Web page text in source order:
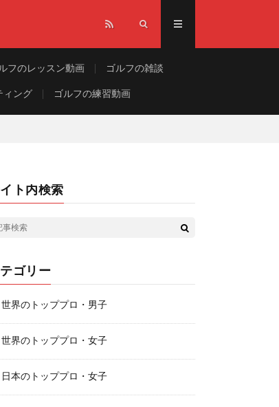
フのレッスン動画 ゴルフの雑談
ィング ゴルフの練習動画
ト内検索
ゴリー
世界のトッププロ・男子
世界のトッププロ・女子
日本のトッププロ・女子